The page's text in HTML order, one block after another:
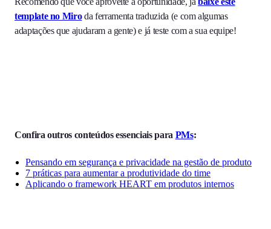
template no Miroda ferramenta traduzida (e com algumas
adaptações que ajudaram a gente) e já teste com a sua equipe!
Confira outros conteúdos essenciais para PMs:
Pensando em segurança e privacidade na gestão de produto
7 práticas para aumentar a produtividade do time
Aplicando o framework HEART em produtos internos